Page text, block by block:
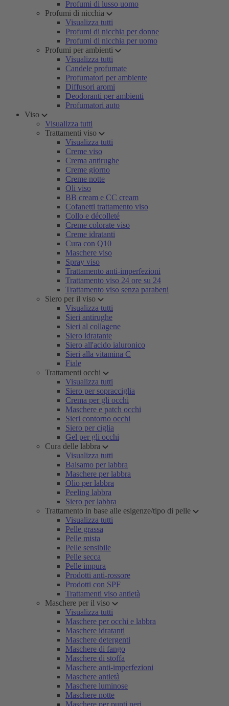
Profumi di lusso uomo
Profumi di nicchia
Visualizza tutti
Profumi di nicchia per donne
Profumi di nicchia per uomo
Profumi per ambienti
Visualizza tutti
Candele profumate
Profumatori per ambiente
Diffusori aromi
Deodoranti per ambienti
Profumatori auto
Viso
Visualizza tutti
Trattamenti viso
Visualizza tutti
Creme viso
Crema antirughe
Creme giorno
Creme notte
Oli viso
BB cream e CC cream
Cofanetti trattamento viso
Collo e décolleté
Creme colorate viso
Creme idratanti
Cura con Q10
Maschere viso
Spray viso
Trattamento anti-imperfezioni
Trattamento viso 24 ore su 24
Trattamento viso senza parabeni
Siero per il viso
Visualizza tutti
Sieri antirughe
Sieri al collagene
Siero idratante
Siero all'acido ialuronico
Sieri alla vitamina C
Fiale
Trattamenti occhi
Visualizza tutti
Siero per sopracciglia
Crema per gli occhi
Maschere e patch occhi
Sieri contorno occhi
Siero per ciglia
Gel per gli occhi
Cura delle labbra
Visualizza tutti
Balsamo per labbra
Maschere per labbra
Olio per labbra
Peeling labbra
Siero per labbra
Trattamento in base alle esigenze/tipo di pelle
Visualizza tutti
Pelle grassa
Pelle mista
Pelle sensibile
Pelle secca
Pelle impura
Prodotti anti-rossore
Prodotti con SPF
Trattamenti viso antietà
Maschere per il viso
Visualizza tutti
Maschere per occhi e labbra
Maschere idratanti
Maschere detergenti
Maschere di fango
Maschere di stoffa
Maschere anti-imperfezioni
Maschere antietà
Maschere luminose
Maschere notte
Maschere per punti neri